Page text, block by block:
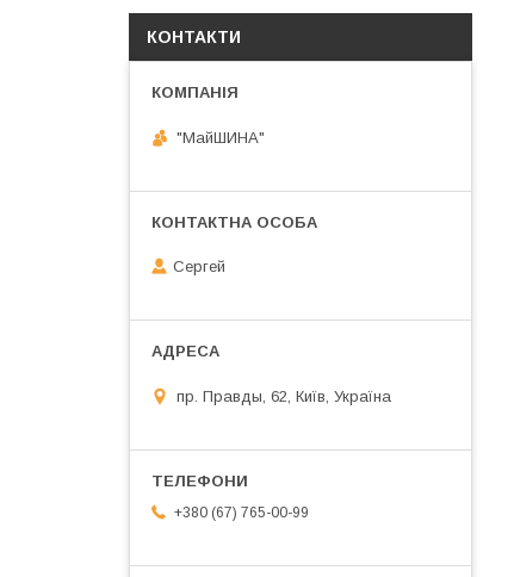
КОНТАКТИ
"МайШИНА"
Сергей
пр. Правды, 62, Київ, Україна
+380 (67) 765-00-99